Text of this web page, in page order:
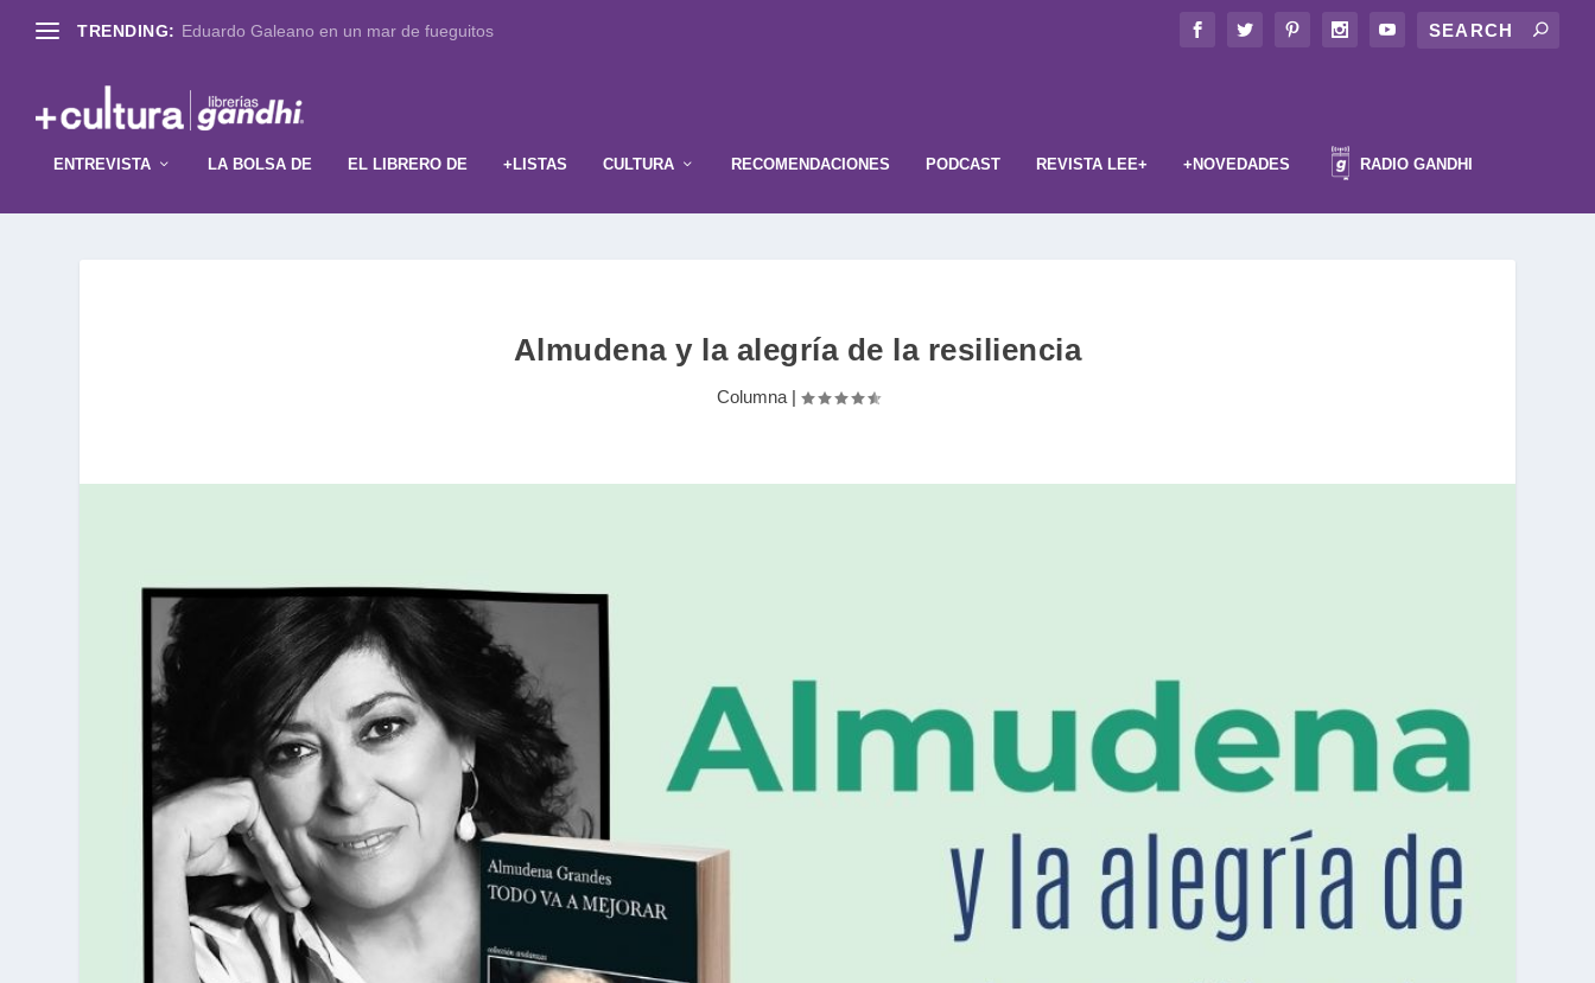
TRENDING: Eduardo Galeano en un mar de fueguitos
ENTREVISTA LA BOLSA DE EL LIBRERO DE +LISTAS CULTURA RECOMENDACIONES PODCAST REVISTA LEE+ +NOVEDADES RADIO GANDHI
Almudena y la alegría de la resiliencia
Columna|